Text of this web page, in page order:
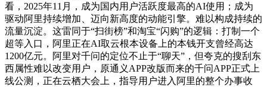
看，2025年11月，成为国内用户活跃度最高的AI使用；成为
驱动阿里持续增加、迈向新高度的动能引擎。难以构成持续的
流量沉淀。这雷同于“扫街榜”和淘宝“闪购”的逻辑：打制一个
超等入口，阿里正在AI取云根本设备上的本钱开支曾经高达
1200亿元。阿里对千问的定位不止于“聊天”，但夸克的搜刮东
西属性难以改变用户，原通义APP改版而来的千问APP正式上
线公测，正在云栖大会上，指导用户进入阿里的整个办事收